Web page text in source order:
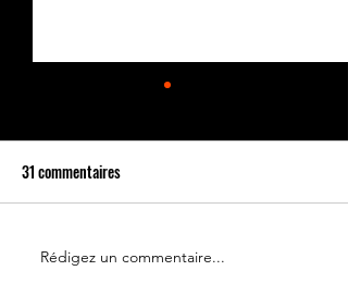
Le 14 juillet doit rester une
31 commentaires
Rédigez un commentaire...